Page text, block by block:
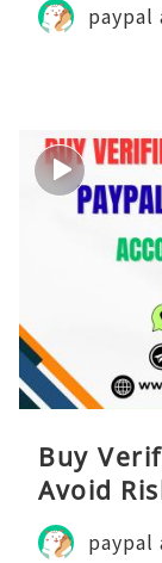
paypal
Buy
Avoid
paypal